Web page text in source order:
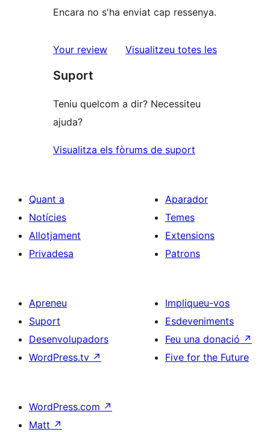
Encara no s'ha enviat cap ressenya.
Your review Visualitzeu totes lesressenyes
Suport
Teniu quelcom a dir? Necessiteu
ajuda?
Visualitza els fòrums de suport
Quant a
Notícies
Allotjament
Privadesa
Aparador
Temes
Extensions
Patrons
Apreneu
Suport
Desenvolupadors
WordPress.tv ↗
Impliqueu-vos
Esdeveniments
Feu una donació ↗
Five for the Future
WordPress.com ↗
Matt ↗